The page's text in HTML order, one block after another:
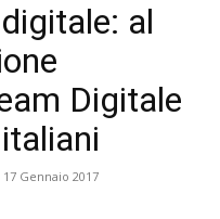
al
Digitale
17 Gennaio 2017